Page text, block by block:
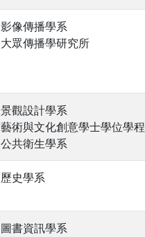
影像傳播學系
大眾傳播學研究所
景觀設計學系
藝術與文化創意學士學位學程
公共衛生學系
歷史學系
圖書資訊學系